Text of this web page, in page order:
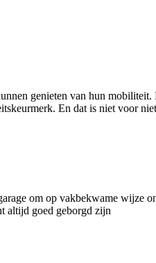
genieten van hun
En dat is niet
om op vakbekwame wijze
altijd goed geborgd zijn